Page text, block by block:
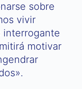
sobre
vivir
interrogante
motivar